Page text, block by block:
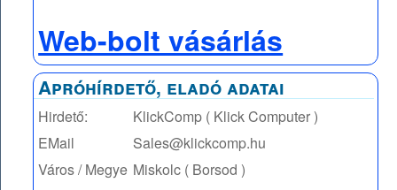
Web-bolt vásárlás
Apróhírdető, eladó adatai
Hirdető:
KlickComp ( Klick Computer )
EMail
Sales@klickcomp.hu
Város / Megye Miskolc ( Borsod )